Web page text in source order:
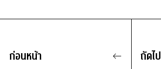
ก่อนหน้า ถัดไป